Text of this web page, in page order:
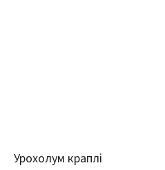
Урохолум краплі